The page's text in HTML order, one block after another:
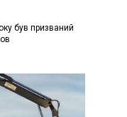
був призваний